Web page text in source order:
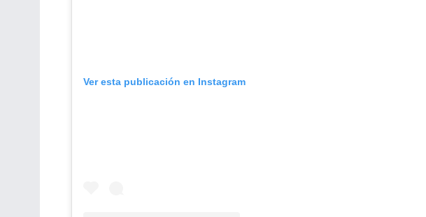
Ver esta publicación en Instagram